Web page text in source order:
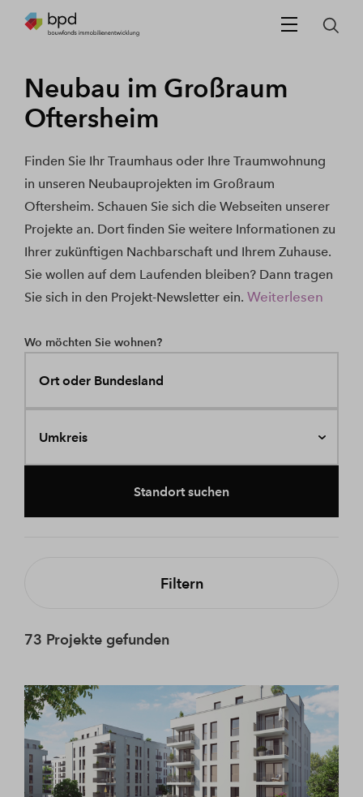
Neubau im Großraum
Oftersheim
Finden Sie Ihr Traumhaus oder Ihre Traumwohnung
in unseren Neubauprojekten im Großraum
Oftersheim. Schauen Sie sich die Webseiten unserer
Projekte an. Dort finden Sie weitere Informationen zu
Ihrer zukünftigen Nachbarschaft und Ihrem Zuhause.
Sie wollen auf dem Laufenden bleiben? Dann tragen
Sie sich in den Projekt-Newsletter ein. Weiterlesen
Wo möchten Sie wohnen?
Ort oder Bundesland
Umkreis
Standort suchen
Filtern
73 Projekte gefunden